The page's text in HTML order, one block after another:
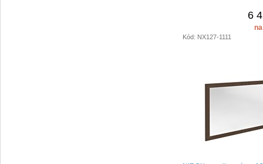
6
Kód: NX127-1111